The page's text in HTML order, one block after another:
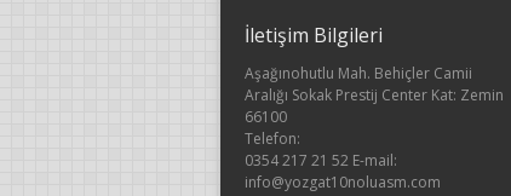
İletişim Bilgileri
Aşağınohutlu Mah. Behiçler Camii
Aralığı Sokak Prestij Center Kat: Zemin
66100
Telefon:
0354 217 21 52 E-mail:
info@yozgat10noluasm.com